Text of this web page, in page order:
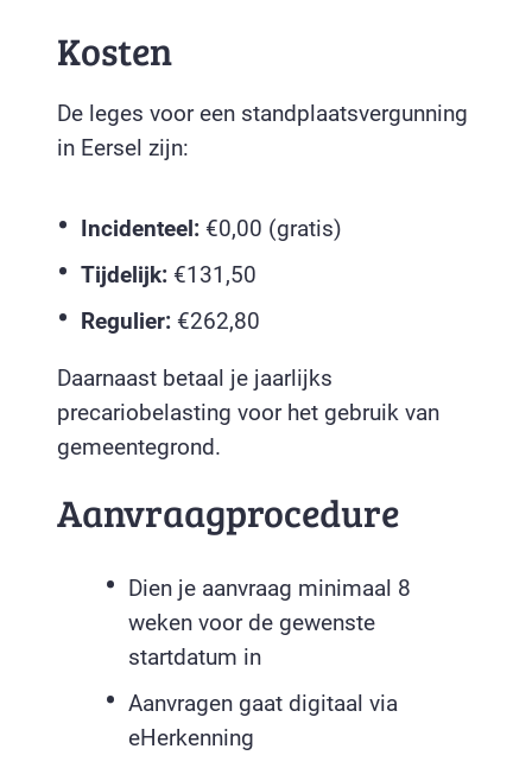
Kosten
De leges voor een standplaatsvergunning
in Eersel zijn:
Incidenteel: €0,00 (gratis)
Tijdelijk: €131,50
Regulier: €262,80
Daarnaast betaal je jaarlijks
precariobelasting voor het gebruik van
gemeentegrond.
Aanvraagprocedure
Dien je aanvraag minimaal 8
weken voor de gewenste
startdatum in
Aanvragen gaat digitaal via
eHerkenning